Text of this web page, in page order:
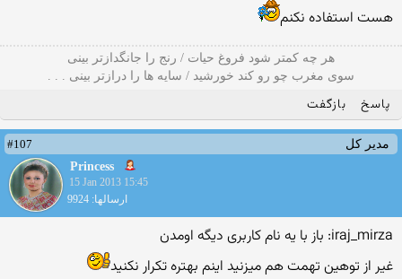
هست استفاده نکنم
هر چه کمتر شود فروغ حیات / رنج را جانگدازتر بینی
سوی مغرب چو رو کند خورشید / سایه ها را درازتر بینی . . .
پاسخ بازگفت
مدیر کل
#107
Princess
15 Jan 2013 15:45
ارسالها: 9924
iraj_mirza: باز با یه نام کاربری دیگه اومدن
غیر از توهین تهمت هم میزنید اینم بهتره تکرار نکنید